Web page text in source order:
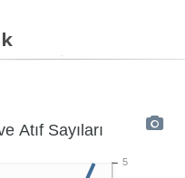
Atıf Sayıları
5